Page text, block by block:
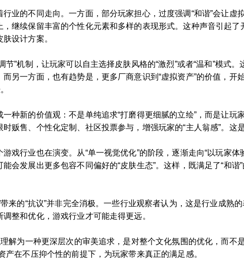
业的不同走向。一方面，部分玩家担心，过度强调“和谐”会让
继续保留丰富的个性化元素和多样的表现形式。这种声音引起了
设计方案。
节”机制，让玩家可以自主选择皮肤风格的“激烈”或者“温和”模式
另一方面，也有趋势是，更多厂商意识到“虚拟资产”的价值，
种新的价值观：不是单纯追求“打磨得更细腻的立绘”，而是让玩
贩售、个性化定制、社区投票参与，增强玩家的“主人翁感”。这
戏行业也在演变。从“单一视觉优化”的阶段，逐渐走向“以玩家
会发展出更多包容不同偏好的“皮肤生态”。这样，既满足了“和
带来的“抗议”并非完全消极。一些行业观察者认为，这是行业成
整和优化，游戏行业才可能走得更远。
解为一种更深层次的审美追求，是对整个文化氛围的优化，而不
产在不压抑个性的前提下，为玩家带来真正的满足感。